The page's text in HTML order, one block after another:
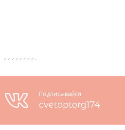
Подписывайся
cvetoptorg174